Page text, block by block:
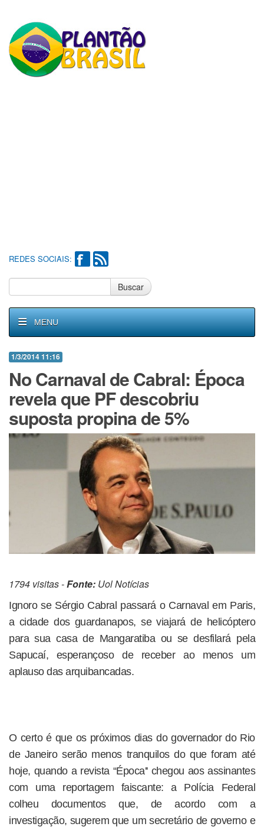
REDES SOCIAIS:
Buscar
MENU
1/3/2014 11:16
No Carnaval de Cabral: Época
revela que PF descobriu
suposta propina de 5%
1794 visitas -Fonte: Uol Notícias
Ignoro se Sérgio Cabral passará o Carnaval em Paris,
a cidade dos guardanapos, se viajará de helicóptero
para sua casa de Mangaratiba ou se desfilará pela
Sapucaí, esperançoso de receber ao menos um
aplauso das arquibancadas.
O certo é que os próximos dias do governador do Rio
de Janeiro serão menos tranquilos do que foram até
hoje, quando a revista “Época'' chegou aos assinantes
com uma reportagem faiscante: a Polícia Federal
colheu documentos que, de acordo com a
investigação, sugerem que um secretário de governo e